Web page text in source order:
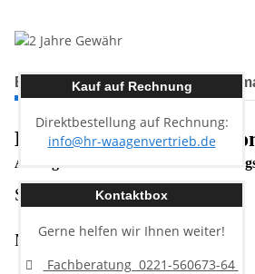
Kontaktbox
Gerne helfen wir Ihnen weiter!
Fachberatung 0221-560673-64
Kauf auf Rechnung
Direktbestellung auf Rechnung:
info@hr-waagenvertrieb.de
Beschreibung
Kern ORA 3SB
Analoges Refraktometer -
Skalen: Salt (NaCI) / Brix
Messbereich: 0-28 % / 0-32%